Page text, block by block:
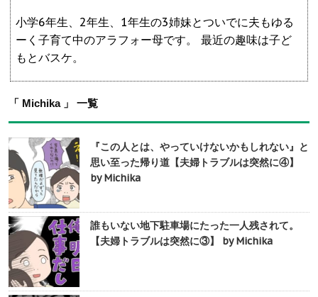
小学6年生、2年生、1年生の3姉妹とついでに夫もゆる
ーく子育て中のアラフォー母です。 最近の趣味は子ど
もとバスケ。
「 Michika 」 一覧
『この人とは、やっていけないかもしれない』と
思い至った帰り道【夫婦トラブルは突然に④】
by Michika
誰もいない地下駐車場にたった一人残されて。
【夫婦トラブルは突然に③】 by Michika